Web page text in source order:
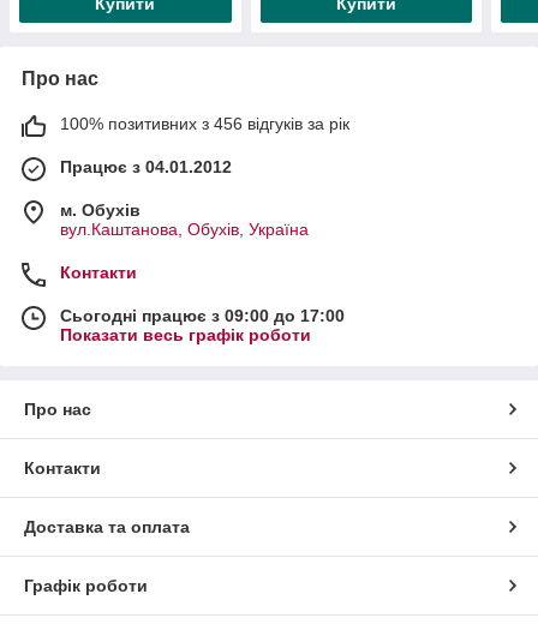
Про нас
100% позитивних з 456 відгуків за рік
Працює з 04.01.2012
м. Обухів
вул.Каштанова, Обухів, Україна
Контакти
Сьогодні працює з 09:00 до 17:00
Показати весь графік роботи
Про нас
Контакти
Доставка та оплата
Графік роботи